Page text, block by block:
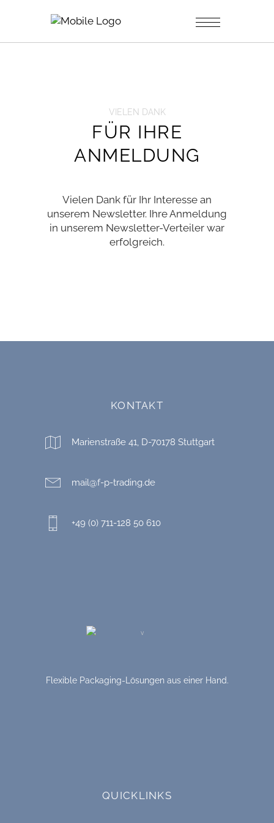
VIELEN DANK
FÜR IHRE
ANMELDUNG
Vielen Dank für Ihr Interesse an
unserem Newsletter. Ihre Anmeldung
in unserem Newsletter-Verteiler war
erfolgreich.
KONTAKT
Marienstraße 41, D-70178 Stuttgart
mail@f-p-trading.de
+49 (0) 711-128 50 610
Flexible Packaging-Lösungen aus einer Hand.
QUICKLINKS